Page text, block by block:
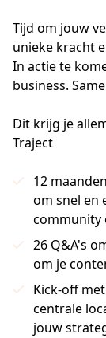
Tijd om jouw
unieke kracht
In actie te
business.
Dit krijg je
Traject
12
om snel en
community
26 Q&A's
om je
Kick-off
centrale
jouw